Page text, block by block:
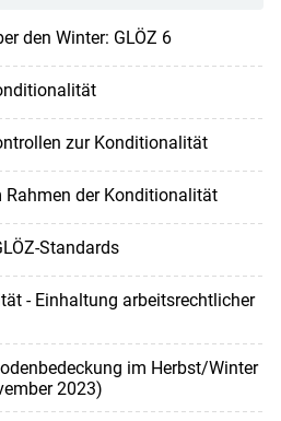
den Winter: GLÖZ 6
zur Konditionalität
der Konditionalität
Standards
- Einhaltung arbeitsrechtlicher
im Herbst/Winter
2023)